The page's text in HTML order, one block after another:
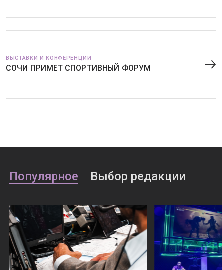
ВЫСТАВКИ И КОНФЕРЕНЦИИ
СОЧИ ПРИМЕТ СПОРТИВНЫЙ ФОРУМ
Популярное Выбор редакции